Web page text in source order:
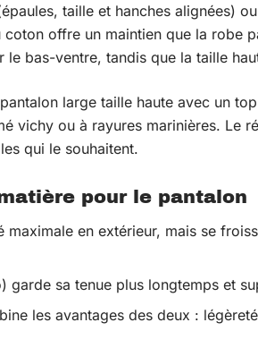
taille et hanches alignées)
offre un maintien que la robe
le bas-ventre, tandis que la taille
large taille haute avec un
vichy ou à rayures marinières. Le
qui le souhaitent.
pour le pantalon
maximale en extérieur, mais se
garde sa tenue plus longtemps et
les avantages des deux :